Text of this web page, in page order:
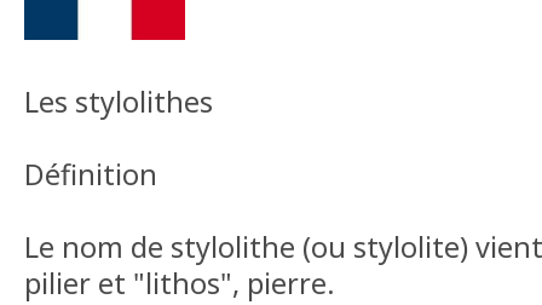
Les stylolithes
Définition
Le nom de stylolithe (ou stylolite)
pilier et "lithos", pierre.